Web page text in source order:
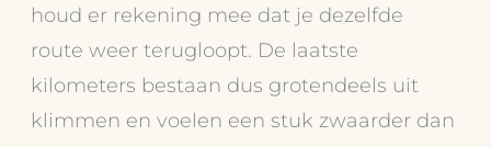
houd er rekening mee dat je dezelfde
route weer terugloopt. De laatste
kilometers bestaan dus grotendeels uit
klimmen en voelen een stuk zwaarder dan